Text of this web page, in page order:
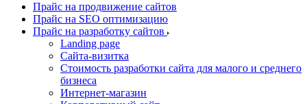
Прайс на продвижение сайтов
Прайс на SEO оптимизацию
Прайс на разработку сайтов
Landing page
Cайта-визитка
Стоимость разработки сайта для малого и среднего
бизнеса
Интернет-магазин